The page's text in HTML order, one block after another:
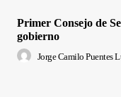
Primer Consejo de
gobierno
Jorge Camilo Puentes